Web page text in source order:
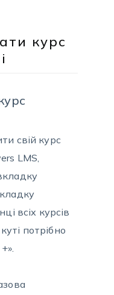
курс
свій курс
LMS,
всіх курсів
потрібно